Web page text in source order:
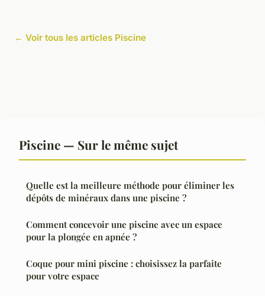
← Voir tous les articles Piscine
Piscine — Sur le même sujet
Quelle est la meilleure méthode pour éliminer les
dépôts de minéraux dans une piscine ?
Comment concevoir une piscine avec un espace
pour la plongée en apnée ?
Coque pour mini piscine : choisissez la parfaite
pour votre espace